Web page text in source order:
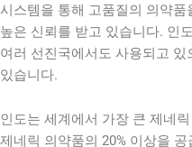
시스템을 통해 고품질의 의약
높은 신뢰를 받고 있습니다. 인
여러 선진국에서도 사용되고
있습니다.
인도는 세계에서 가장 큰 제네
제네릭 의약품의 20% 이상을